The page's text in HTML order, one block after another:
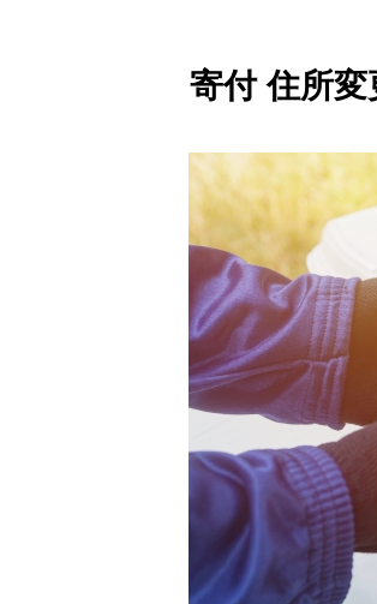
寄付 住所